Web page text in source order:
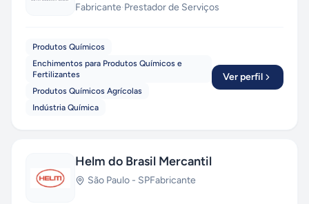
Fabricante·Prestador de Serviços
Produtos Químicos
Enchimentos para Produtos Químicos e
Fertilizantes
Produtos Químicos Agrícolas
Indústria Química
Ver perfil
Helm do Brasil Mercantil
São Paulo - SPFabricante